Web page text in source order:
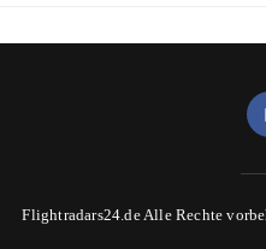
Flightradars24.de Alle Rechte